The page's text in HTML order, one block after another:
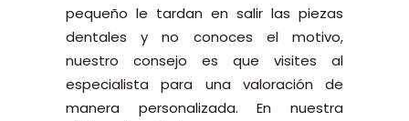
pequeño le tardan en salir las piezas
dentales y no conoces el motivo,
nuestro consejo es que visites al
especialista para una valoración de
manera personalizada. En nuestra